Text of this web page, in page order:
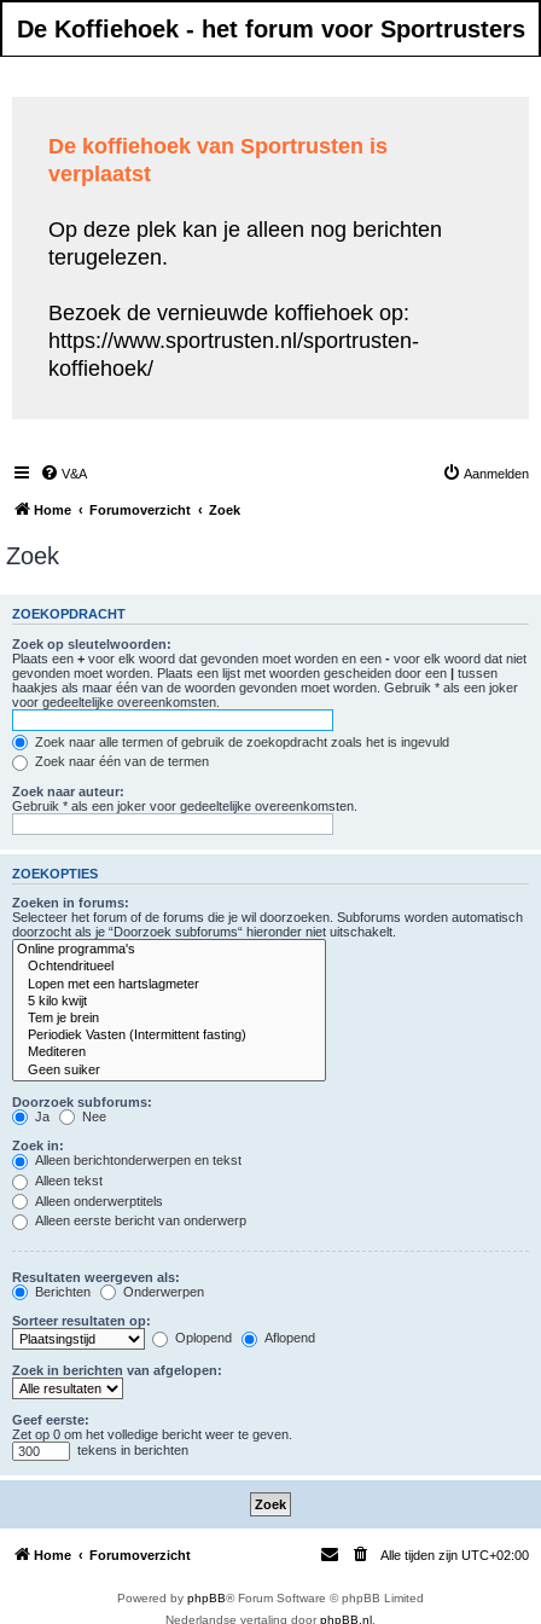
De Koffiehoek - het forum voor Sportrusters
De koffiehoek van Sportrusten is
verplaatst
Op deze plek kan je alleen nog berichten
terugelezen.
Bezoek de vernieuwde koffiehoek op:
https://www.sportrusten.nl/sportrusten-
koffiehoek/
V&A Aanmelden
Home Forumoverzicht Zoek
Zoek
ZOEKOPDRACHT
Zoek op sleutelwoorden:
Plaats een + voor elk woord dat gevonden moet worden en een - voor elk woord dat niet
gevonden moet worden. Plaats een lijst met woorden gescheiden door een | tussen
haakjes als maar één van de woorden gevonden moet worden. Gebruik * als een joker
voor gedeeltelijke overeenkomsten.
Zoek naar alle termen of gebruik de zoekopdracht zoals het is ingevuld
Zoek naar één van de termen
Zoek naar auteur:
Gebruik * als een joker voor gedeeltelijke overeenkomsten.
ZOEKOPTIES
Zoeken in forums:
Selecteer het forum of de forums die je wil doorzoeken. Subforums worden automatisch
doorzocht als je “Doorzoek subforums“ hieronder niet uitschakelt.
Doorzoek subforums:
Ja
Nee
Zoek in:
Alleen berichtonderwerpen en tekst
Alleen tekst
Alleen onderwerptitels
Alleen eerste bericht van onderwerp
Resultaten weergeven als:
Berichten
Onderwerpen
Sorteer resultaten op:
Oplopend
Aflopend
Zoek in berichten van afgelopen:
Geef eerste:
Zet op 0 om het volledige bericht weer te geven.
tekens in berichten
Home Forumoverzicht Alle tijden zijn UTC+02:00
Powered by phpBB® Forum Software © phpBB Limited
Nederlandse vertaling doorphpBB.nl .